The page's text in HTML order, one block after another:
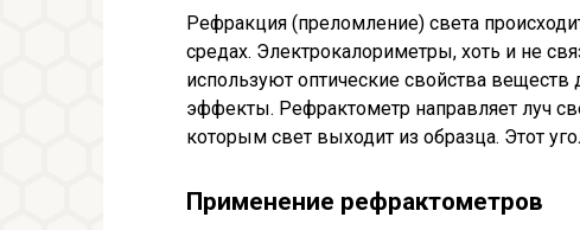
Рефракция (преломление) света
средах. Электрокалориметры, хоть и не
используют оптические свойства
эффекты. Рефрактометр направляет луч
которым свет выходит из образца. Этот
Применение рефрактометров